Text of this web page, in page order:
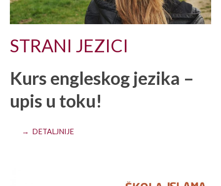
STRANI JEZICI
Kurs engleskog jezika –
upis u toku!
→ DETALJNIJE